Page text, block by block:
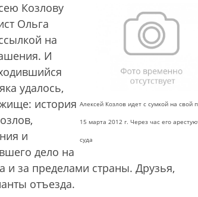
Алексей Козлов идет с сумкой на свой
15 марта 2012 г. Через час его
суда
Козлову
Ольга
на
И
удалось,
история
и
дело на
и за пределами страны. Друзья,
отъезда.